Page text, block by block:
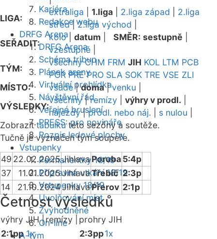
Kariéra
Redakce webu
DRFG Arena
DRFG Arena
Schéma tribun
Plánek areny
Virtuální prohlídka
Návštěvní řád
Veřejné bruslení
PRESS: pro novináře
Rozpis ledové plochy
Vstupenky
Permanentky 18/19
Přípravná utkání 18/19
Vstupenky 18/19
Uvolňování míst
Zvýhodněné
On-line
A-tým
LIGA:
extraliga 1.liga 2.liga západ
2.liga
střed|2.liga východ
SEŘADIT:
kolo| datum SMĚR: sestupně
vzestupně
TÝM:
všechny CHM FRM JIH KOL LTM PCB
POR PRE PRO SLA SOK TRE VSE ZLI
MÍSTO:
všude|doma|venku
VÝSLEDKY:
všechny|remízy výhry v prodl.
nájezdy|prodl. nebo náj. s nulou
Zobrazittabulkutéto sezóny a soutěže.
Tučně je vyznačen tým soupeře.
49 22.02.2025JihlavaPoruba5:4p
37
11.01.2025JihlavaTřebíč 2:3p
14
21.10.2024JihlavaPřerov 2:1p
Četnost výsledků
výhry JIH |remízy |
prohry JIH
2:1pp 1x
2:3pp1x